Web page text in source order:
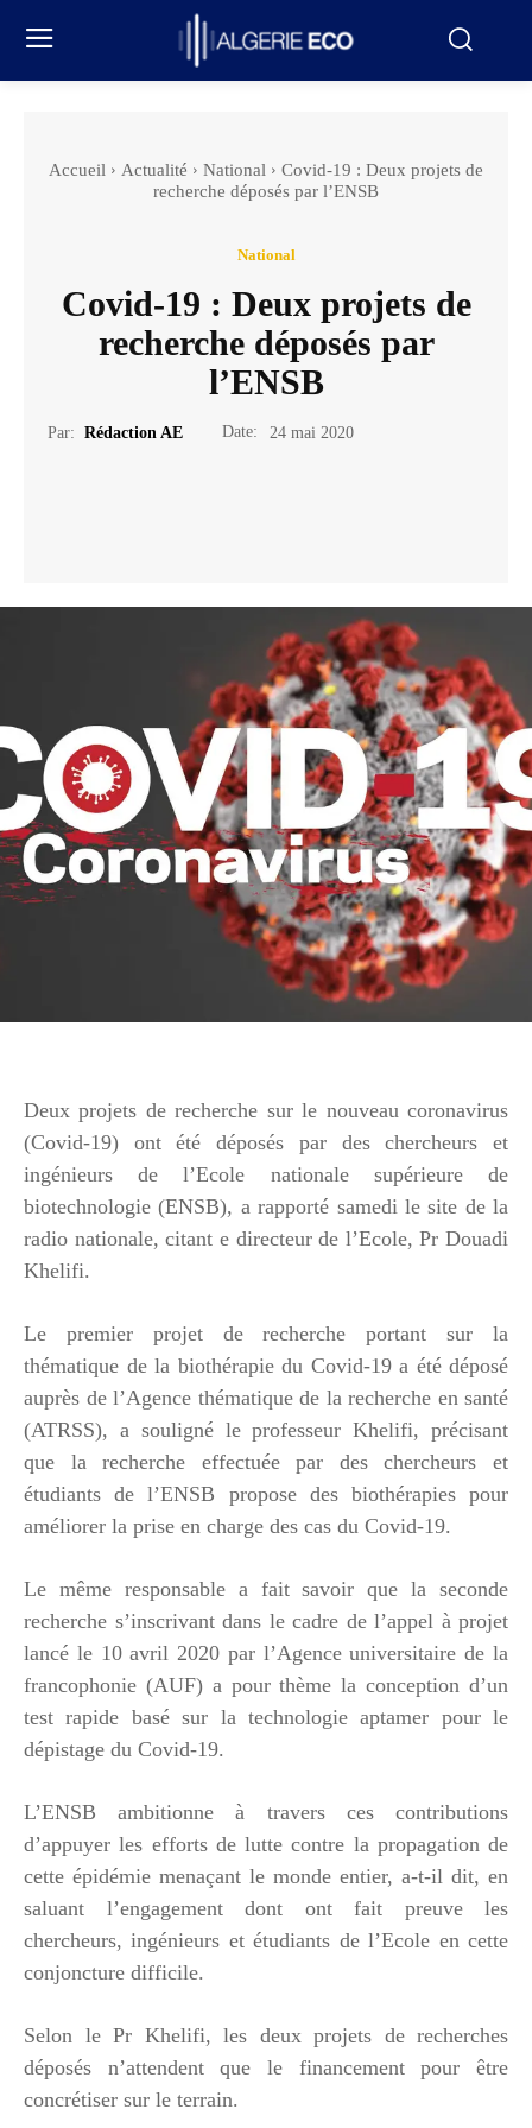
Accueil Actualité National
Covid-19 : Deux projets de
recherche déposés par l’ENSB
National
Covid-19 : Deux projets de
recherche déposés par
l’ENSB
Par: Rédaction AE Date: 24 mai 2020
Deux projets de recherche sur le nouveau coronavirus
(Covid-19) ont été déposés par des chercheurs et
ingénieurs de l’Ecole nationale supérieure de
biotechnologie (ENSB), a rapporté samedi le site de la
radio nationale, citant e directeur de l’Ecole, Pr Douadi
Khelifi.
Le premier projet de recherche portant sur la
thématique de la biothérapie du Covid-19 a été déposé
auprès de l’Agence thématique de la recherche en santé
(ATRSS), a souligné le professeur Khelifi, précisant
que la recherche effectuée par des chercheurs et
étudiants de l’ENSB propose des biothérapies pour
améliorer la prise en charge des cas du Covid-19.
Le même responsable a fait savoir que la seconde
recherche s’inscrivant dans le cadre de l’appel à projet
lancé le 10 avril 2020 par l’Agence universitaire de la
francophonie (AUF) a pour thème la conception d’un
test rapide basé sur la technologie aptamer pour le
dépistage du Covid-19.
L’ENSB ambitionne à travers ces contributions
d’appuyer les efforts de lutte contre la propagation de
cette épidémie menaçant le monde entier, a-t-il dit, en
saluant l’engagement dont ont fait preuve les
chercheurs, ingénieurs et étudiants de l’Ecole en cette
conjoncture difficile.
Selon le Pr Khelifi, les deux projets de recherches
déposés n’attendent que le financement pour être
concrétiser sur le terrain.